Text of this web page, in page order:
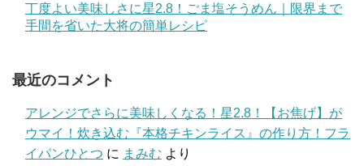
丁度よい美味しさに星2.8！ごま塩そうめん｜限界まで
手間を省いた大将の簡単レシピ
最近のコメント
アレンジでさらに美味しくなる！星2.8！【お焦げ】が
ウマイ！炊き込む『本格チキンライス』の作り方！フラ
イパンひとつ に まみむ より